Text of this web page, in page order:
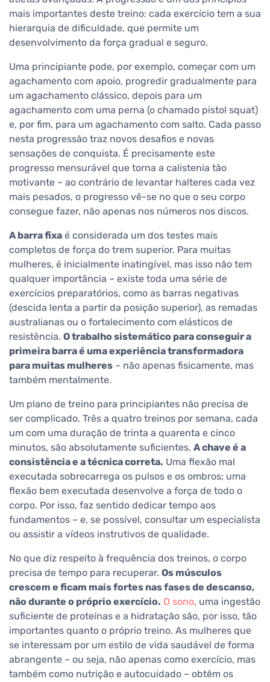
mais importantes deste treino: cada exercício tem a sua
hierarquia de dificuldade, que permite um
desenvolvimento da força gradual e seguro.
Uma principiante pode, por exemplo, começar com um
agachamento com apoio, progredir gradualmente para
um agachamento clássico, depois para um
agachamento com uma perna (o chamado pistol squat)
e, por fim, para um agachamento com salto. Cada passo
nesta progressão traz novos desafios e novas
sensações de conquista. É precisamente este
progresso mensurável que torna a calistenia tão
motivante – ao contrário de levantar halteres cada vez
mais pesados, o progresso vê-se no que o seu corpo
consegue fazer, não apenas nos números nos discos.
A barra fixa é considerada um dos testes mais
completos de força do trem superior. Para muitas
mulheres, é inicialmente inatingível, mas isso não tem
qualquer importância – existe toda uma série de
exercícios preparatórios, como as barras negativas
(descida lenta a partir da posição superior), as remadas
australianas ou o fortalecimento com elásticos de
resistência. O trabalho sistemático para conseguir a
primeira barra é uma experiência transformadora
para muitas mulheres – não apenas fisicamente, mas
também mentalmente.
Um plano de treino para principiantes não precisa de
ser complicado. Três a quatro treinos por semana, cada
um com uma duração de trinta a quarenta e cinco
minutos, são absolutamente suficientes. A chave é a
consistência e a técnica correta. Uma flexão mal
executada sobrecarrega os pulsos e os ombros; uma
flexão bem executada desenvolve a força de todo o
corpo. Por isso, faz sentido dedicar tempo aos
fundamentos – e, se possível, consultar um especialista
ou assistir a vídeos instrutivos de qualidade.
No que diz respeito à frequência dos treinos, o corpo
precisa de tempo para recuperar. Os músculos
crescem e ficam mais fortes nas fases de descanso,
não durante o próprio exercício. O sono, uma ingestão
suficiente de proteínas e a hidratação são, por isso, tão
importantes quanto o próprio treino. As mulheres que
se interessam por um estilo de vida saudável de forma
abrangente – ou seja, não apenas como exercício, mas
também como nutrição e autocuidado – obtêm os